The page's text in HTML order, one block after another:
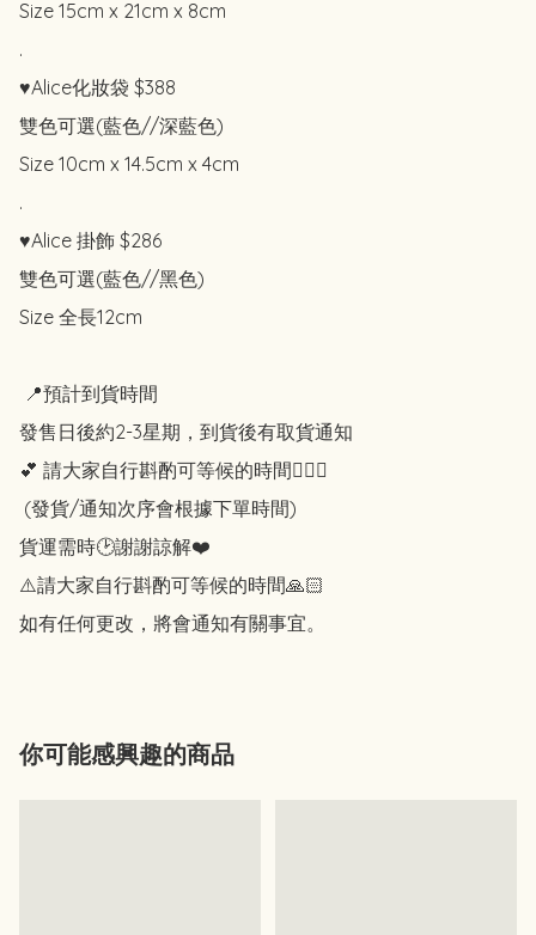
Size 15cm x 21cm x 8cm
.
♥️Alice化妝袋 $388
雙色可選(藍色//深藍色)
Size 10cm x 14.5cm x 4cm
.
♥️Alice 掛飾 $286
雙色可選(藍色//黑色)
Size 全長12cm
發售日後約2-3星期，到貨後有取貨通知
💕 請大家自行斟酌可等候的時間🙇🏻‍♀️
貨運需時🕑謝謝諒解❤️
⚠️請大家自行斟酌可等候的時間🙏🏻
你可能感興趣的商品